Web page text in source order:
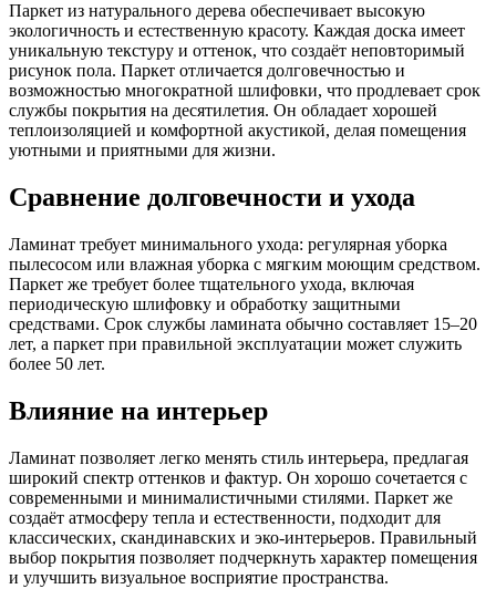
Паркет из натурального дерева обеспечивает высокую
экологичность и естественную красоту. Каждая доска имеет
уникальную текстуру и оттенок, что создаёт неповторимый
рисунок пола. Паркет отличается долговечностью и
возможностью многократной шлифовки, что продлевает срок
службы покрытия на десятилетия. Он обладает хорошей
теплоизоляцией и комфортной акустикой, делая помещения
уютными и приятными для жизни.
Сравнение долговечности и ухода
Ламинат требует минимального ухода: регулярная уборка
пылесосом или влажная уборка с мягким моющим средством.
Паркет же требует более тщательного ухода, включая
периодическую шлифовку и обработку защитными
средствами. Срок службы ламината обычно составляет 15–20
лет, а паркет при правильной эксплуатации может служить
более 50 лет.
Влияние на интерьер
Ламинат позволяет легко менять стиль интерьера, предлагая
широкий спектр оттенков и фактур. Он хорошо сочетается с
современными и минималистичными стилями. Паркет же
создаёт атмосферу тепла и естественности, подходит для
классических, скандинавских и эко-интерьеров. Правильный
выбор покрытия позволяет подчеркнуть характер помещения
и улучшить визуальное восприятие пространства.